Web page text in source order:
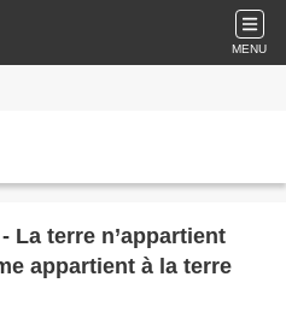
MENU
La terre n’appartient
appartient à la terre